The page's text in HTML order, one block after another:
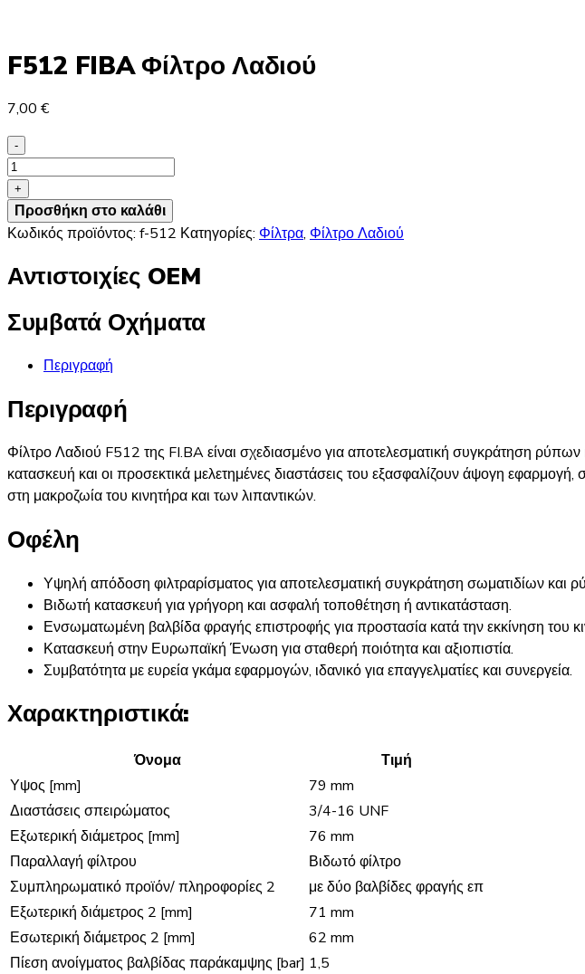
F512 FIBA Φίλτρο Λαδιού
7,00 €
-
F512
FIBA
Φίλτρο
Λαδιού
+
Προσθήκη στο καλάθι
Κωδικός προϊόντος: f-512 Κατηγορίες: Φίλτρα, Φίλτρο Λαδιού
Αντιστοιχίες OEM
Συμβατά Οχήματα
Περιγραφή
Περιγραφή
Φίλτρο Λαδιού F512 της FI.BA είναι σχεδιασμένο για αποτελεσματική συγκράτηση
κατασκευή και οι προσεκτικά μελετημένες διαστάσεις του εξασφαλίζουν άψογη
στη μακροζωία του κινητήρα και των λιπαντικών.
Οφέλη
Υψηλή απόδοση φιλτραρίσματος για αποτελεσματική συγκράτηση σωματιδίων και
Βιδωτή κατασκευή για γρήγορη και ασφαλή τοποθέτηση ή αντικατάσταση.
Ενσωματωμένη βαλβίδα φραγής επιστροφής για προστασία κατά την εκκίνηση του
Κατασκευή στην Ευρωπαϊκή Ένωση για σταθερή ποιότητα και αξιοπιστία.
Συμβατότητα με ευρεία γκάμα εφαρμογών, ιδανικό για επαγγελματίες και συνεργεία.
Χαρακτηριστικά:
Όνομα
Τιμή
Υψος [mm]
79 mm
Διαστάσεις σπειρώματος
3/4-16 UNF
Εξωτερική διάμετρος [mm]
76 mm
Παραλλαγή φίλτρου
Βιδωτό φίλτρο
Συμπληρωματικό προϊόν/ πληροφορίες 2
με δύο βαλβίδες φραγής επ
Εξωτερική διάμετρος 2 [mm]
71 mm
Εσωτερική διάμετρος 2 [mm]
62 mm
Πίεση ανοίγματος βαλβίδας παράκαμψης [bar] 1,5